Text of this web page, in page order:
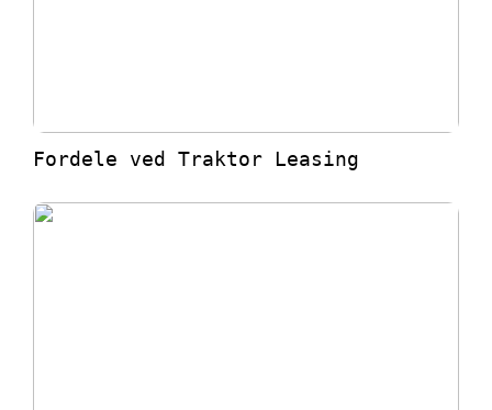
Fordele ved Traktor Leasing